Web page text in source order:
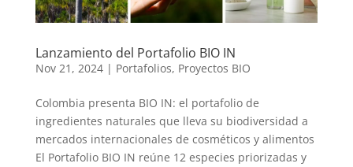
Lanzamiento del Portafolio BIO IN
Nov 21, 2024| Portafolios, Proyectos BIO
Colombia presenta BIO IN: el portafolio de
ingredientes naturales que lleva su biodiversidad a
mercados internacionales de cosméticos y alimentos
El Portafolio BIO IN reúne 12 especies priorizadas y